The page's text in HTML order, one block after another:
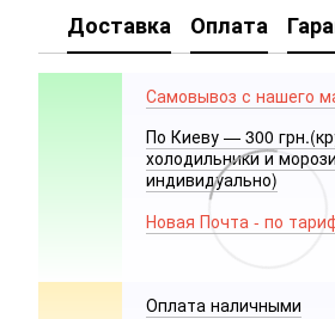
Доставка Оплата
Самовывоз с нашего
По Киеву — 300
холодильники и
индивидуально)
Новая Почта - по
Оплата наличными